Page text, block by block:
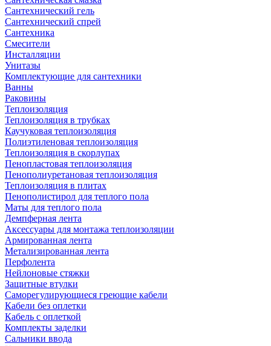
Сантехнический гель
Сантехнический спрей
Сантехника
Смесители
Инсталляции
Унитазы
Комплектующие для сантехники
Ванны
Раковины
Теплоизоляция
Теплоизоляция в трубках
Каучуковая теплоизоляция
Полиэтиленовая теплоизоляция
Теплоизоляция в скорлупах
Пенопластовая теплоизоляция
Пенополиуретановая теплоизоляция
Теплоизоляция в плитах
Пенополистирол для теплого пола
Маты для теплого пола
Демпферная лента
Аксессуары для монтажа теплоизоляции
Армированная лента
Метализированная лента
Перфолента
Нейлоновые стяжки
Защитные втулки
Саморегулирующиеся греющие кабели
Кабели без оплетки
Кабель с оплеткой
Комплекты заделки
Сальники ввода